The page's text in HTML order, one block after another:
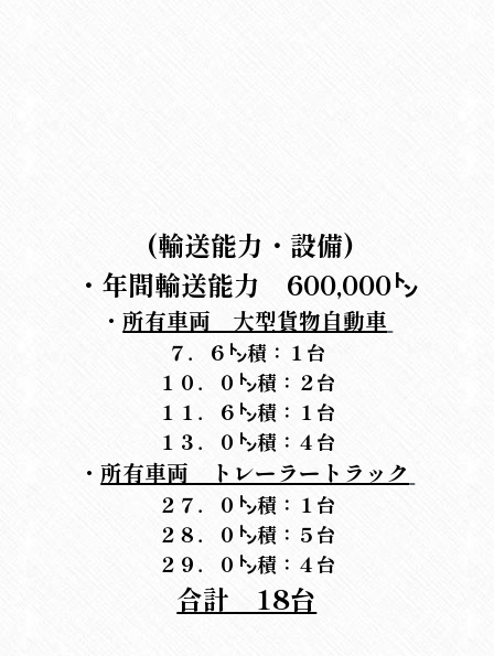
(輸送能力・設備)
・年間輸送能力 600,000㌧
・所有車両    大型貨物自動車
７．６㌧積：１台
１０．０㌧積：２台
１１．６㌧積：１台
１３．０㌧積：４台
・所有車両    トレーラートラック
２７．０㌧積：１台
２８．０㌧積：５台
２９．０㌧積：４台
合計　18台